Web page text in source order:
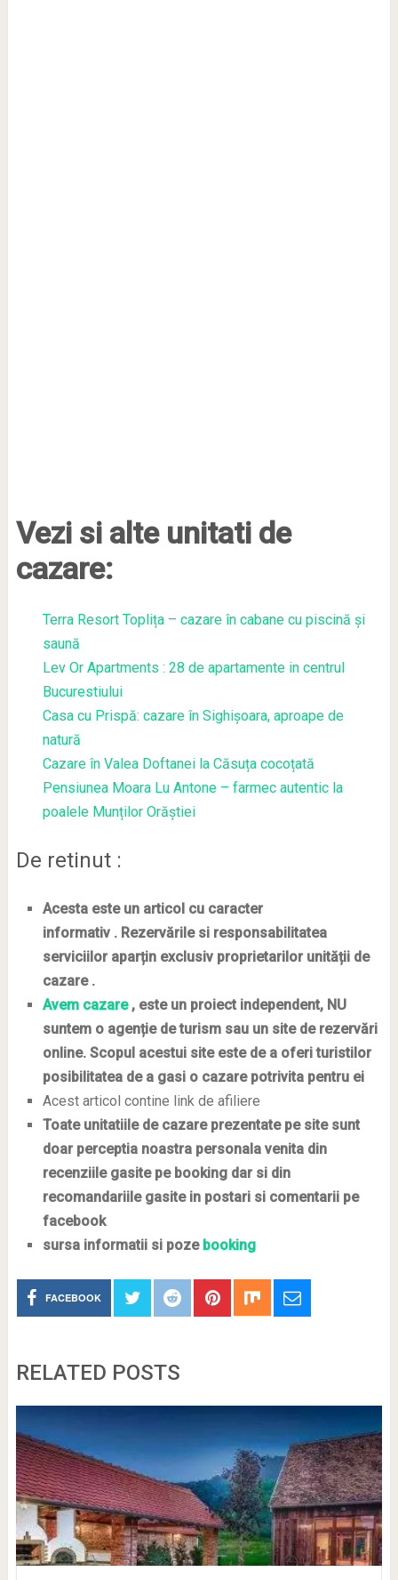
Vezi si alte unitati de
cazare:
Terra Resort Toplița – cazare în cabane cu piscină și
saună
Lev Or Apartments : 28 de apartamente in centrul
Bucurestiului
Casa cu Prispă: cazare în Sighișoara, aproape de
natură
Cazare în Valea Doftanei la Căsuța cocoțată
Pensiunea Moara Lu Antone – farmec autentic la
poalele Munților Orăștiei
De retinut :
Acesta este un articol cu caracter
informativ . Rezervările si responsabilitatea
serviciilor aparțin exclusiv proprietarilor unității de
cazare .
Avem cazare, este un proiect independent, NU
suntem o agenție de turism sau un site de rezervări
online. Scopul acestui site este de a oferi turistilor
posibilitatea de a gasi o cazare potrivita pentru ei
Acest articol contine link de afiliere
Toate unitatiile de cazare prezentate pe site sunt
doar perceptia noastra personala venita din
recenziile gasite pe booking dar si din
recomandariile gasite in postari si comentarii pe
facebook
sursa informatii si poze booking
FACEBOOK
RELATED POSTS